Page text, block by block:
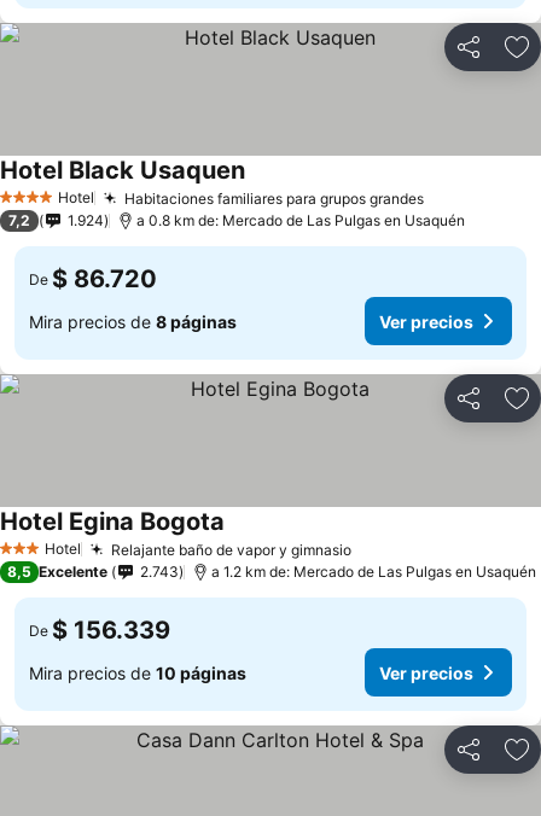
Compartir
4 EstrellasHotel Habitaciones familiares para grupos grandesVer precios
Hotel Black UsaquenVer precios
7,2 1.924 a 0.8 km de: Mercado de Las Pulgas en Usaquén
De $ 86.720
Mira precios de 8 páginas Ver precios
Compartir
3 Estrellas
Hotel Relajante baño de vapor y gimnasioVer precios
Hotel Egina Bogota
8,5 Excelente 2.743 a 1.2 km de: Mercado de Las Pulgas en Usaquén
De $ 156.339
Mira precios de 10 páginas Ver precios
Compartir